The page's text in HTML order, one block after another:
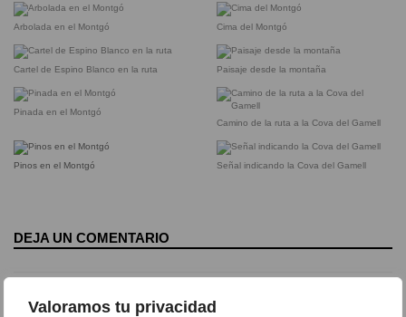
Valoramos tu privacidad
Arbolada en el Montgó Cima del Montgó
Cartel de Espino Blanco en la ruta Paisaje desde la montaña
Pinada en el Montgó
Camino de la ruta a la Cova del Gamell
Pinos en el Montgó Señal indicando la Cova del Gamell
DEJA UN COMENTARIO